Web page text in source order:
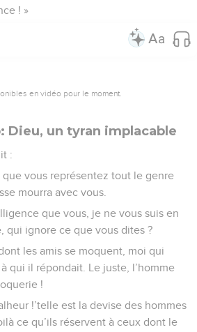
! »
en vidéo pour le moment.
Dieu, un tyran implacable
:
que vous représentez tout le genre
mourra avec vous.
que vous, je ne vous suis en
qui ignore ce que vous dites ?
les amis se moquent, moi qui
qui il répondait. Le juste, l’homme
!
!’telle est la devise des hommes
ce qu’ils réservent à ceux dont le